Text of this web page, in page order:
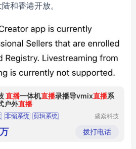
和香港开放。
直播一体机直播录播导vmix直播系
户外直播
非编系统 剪辑系统
盛焱科技
限公司
拨打电话